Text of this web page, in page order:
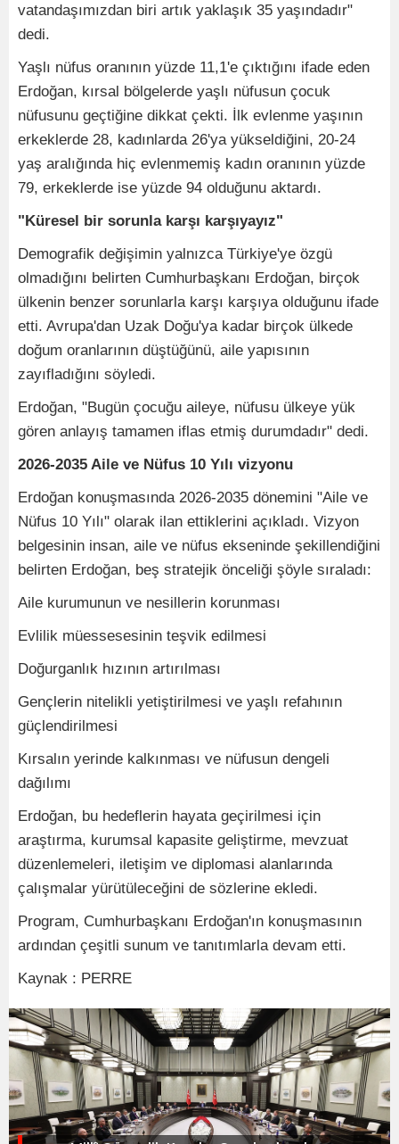
vatandaşımızdan biri artık yaklaşık 35 yaşındadır"
dedi.
Yaşlı nüfus oranının yüzde 11,1'e çıktığını ifade eden
Erdoğan, kırsal bölgelerde yaşlı nüfusun çocuk
nüfusunu geçtiğine dikkat çekti. İlk evlenme yaşının
erkeklerde 28, kadınlarda 26'ya yükseldiğini, 20-24
yaş aralığında hiç evlenmemiş kadın oranının yüzde
79, erkeklerde ise yüzde 94 olduğunu aktardı.
"Küresel bir sorunla karşı karşıyayız"
Demografik değişimin yalnızca Türkiye'ye özgü
olmadığını belirten Cumhurbaşkanı Erdoğan, birçok
ülkenin benzer sorunlarla karşı karşıya olduğunu ifade
etti. Avrupa'dan Uzak Doğu'ya kadar birçok ülkede
doğum oranlarının düştüğünü, aile yapısının
zayıfladığını söyledi.
Erdoğan, "Bugün çocuğu aileye, nüfusu ülkeye yük
gören anlayış tamamen iflas etmiş durumdadır" dedi.
2026-2035 Aile ve Nüfus 10 Yılı vizyonu
Erdoğan konuşmasında 2026-2035 dönemini "Aile ve
Nüfus 10 Yılı" olarak ilan ettiklerini açıkladı. Vizyon
belgesinin insan, aile ve nüfus ekseninde şekillendiğini
belirten Erdoğan, beş stratejik önceliği şöyle sıraladı:
Aile kurumunun ve nesillerin korunması
Evlilik müessesesinin teşvik edilmesi
Doğurganlık hızının artırılması
Gençlerin nitelikli yetiştirilmesi ve yaşlı refahının
güçlendirilmesi
Kırsalın yerinde kalkınması ve nüfusun dengeli
dağılımı
Erdoğan, bu hedeflerin hayata geçirilmesi için
araştırma, kurumsal kapasite geliştirme, mevzuat
düzenlemeleri, iletişim ve diplomasi alanlarında
çalışmalar yürütüleceğini de sözlerine ekledi.
Program, Cumhurbaşkanı Erdoğan'ın konuşmasının
ardından çeşitli sunum ve tanıtımlarla devam etti.
Kaynak : PERRE